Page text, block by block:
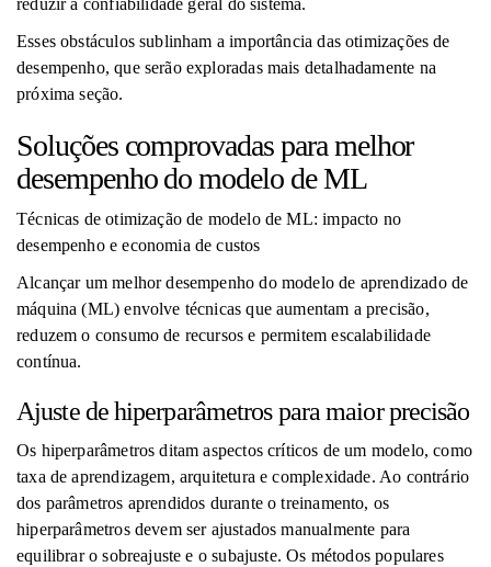
reduzir a confiabilidade geral do sistema.
Esses obstáculos sublinham a importância das otimizações de
desempenho, que serão exploradas mais detalhadamente na
próxima seção.
Soluções comprovadas para melhor
desempenho do modelo de ML
Técnicas de otimização de modelo de ML: impacto no
desempenho e economia de custos
Alcançar um melhor desempenho do modelo de aprendizado de
máquina (ML) envolve técnicas que aumentam a precisão,
reduzem o consumo de recursos e permitem escalabilidade
contínua.
Ajuste de hiperparâmetros para maior precisão
Os hiperparâmetros ditam aspectos críticos de um modelo, como
taxa de aprendizagem, arquitetura e complexidade. Ao contrário
dos parâmetros aprendidos durante o treinamento, os
hiperparâmetros devem ser ajustados manualmente para
equilibrar o sobreajuste e o subajuste. Os métodos populares